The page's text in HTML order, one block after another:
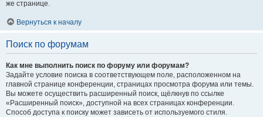
же странице.
Вернуться к началу
Поиск по форумам
Как мне выполнить поиск по форуму или форумам?
Задайте условие поиска в соответствующем поле, расположенном на
главной странице конференции, страницах просмотра форума или темы.
Вы можете осуществить расширенный поиск, щёлкнув по ссылке
«Расширенный поиск», доступной на всех страницах конференции.
Способ доступа к поиску может зависеть от используемого стиля.